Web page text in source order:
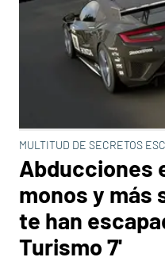
MULTITUD DE SECRETOS
Abducciones
monos y más
te han
Turismo 7'